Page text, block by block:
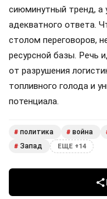
сиюминутный тренд, а
адекватного ответа.
столом переговоров,
ресурсной базы. Речь
от разрушения
топливного голода и
потенциала.
# политика # война
# Запад ЕЩЕ +14